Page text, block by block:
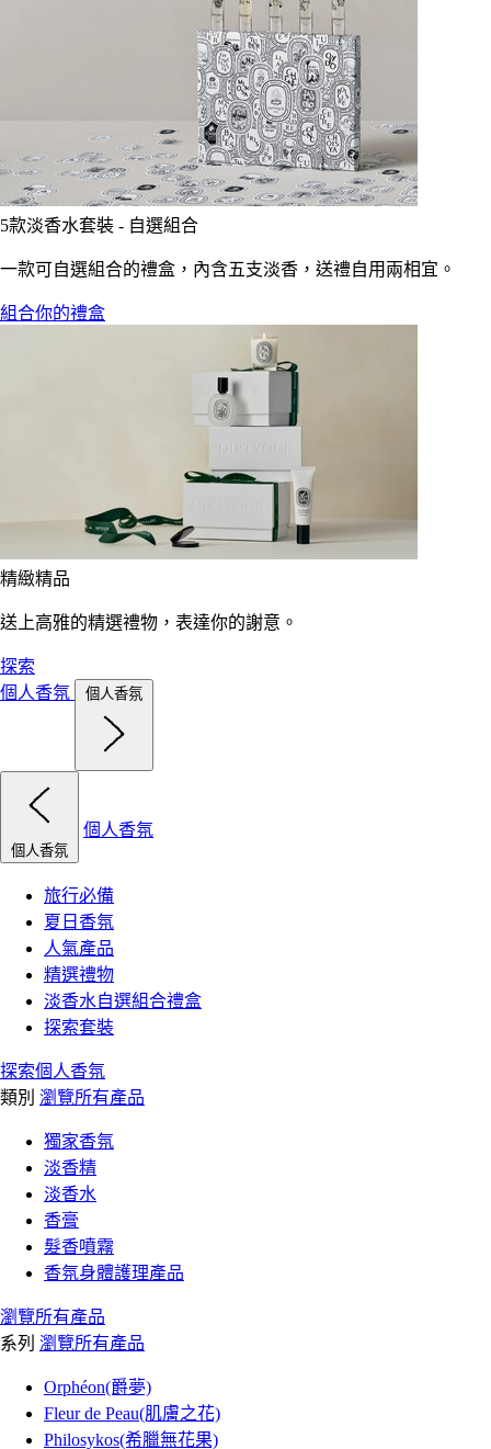
5款淡香水套裝 - 自選組合
一款可自選組合的禮盒，內含五支淡香，送禮自用兩相宜。
組合你的禮盒
精緻精品
送上高雅的精選禮物，表達你的謝意。
探索
個人香氛
個人香氛
個人香氛
個人香氛
旅行必備
夏日香氛
人氣產品
精選禮物
淡香水自選組合禮盒
探索套裝
探索個人香氛
類別 瀏覽所有產品
獨家香氛
淡香精
淡香水
香膏
髮香噴霧
香氛身體護理產品
瀏覽所有產品
系列 瀏覽所有產品
Orphéon(爵夢)
Fleur de Peau(肌膚之花)
Philosykos(希臘無花果)